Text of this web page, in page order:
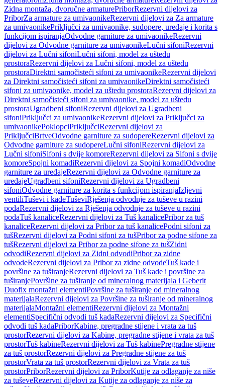
Zidna montaža, dvoručne armaturePriborRezervni dijelovi za
PriborZa armature za umivaonikeRezervni dijelovi za Za armature
za umivaonikePriključci za umivaonike, sudopere, uređaje i korita s
funkcijom ispiranjaOdvodne garniture za umivaonikeRezervni
dijelovi za Odvodne garniture za umivaonikeLučni sifoniRezervni
dijelovi za Lučni sifoniLučni sifoni, model za uštedu
prostoraRezervni dijelovi za Lučni sifoni, model za uštedu
prostoraDirektni samočisteći sifoni za umivaonikeRezervni dijelovi
za Direktni samočisteći sifoni za umivaonikeDirektni samočisteći
sifoni za umivaonike, model za uštedu prostoraRezervni dijelovi za
Direktni samočisteći sifoni za umivaonike, model za uštedu
prostoraUgradbeni sifoniRezervni dijelovi za Ugradbeni
sifoniPriključci za umivaonikeRezervni dijelovi za Priključci za
umivaonikePoklopciPriključciRezervni dijelovi za
PriključciBrtveOdvodne garniture za sudopereRezervni dijelovi za
Odvodne garniture za sudopereLučni sifoniRezervni dijelovi za
Lučni sifoniSifoni s dvije komoreRezervni dijelovi za Sifoni s dvije
komoreSpojni komadiRezervni dijelovi za Spojni komadiOdvodne
garniture za uređajeRezervni dijelovi za Odvodne garniture za
uređajeUgradbeni sifoniRezervni dijelovi za Ugradbeni
sifoniOdvodne garniture za korita s funkcijom ispiranjaIzljevni
ventiliTuševi i kadeTuševiRješenja odvodnje za tuševe u razini
podaRezervni dijelovi za Rješenja odvodnje za tuševe u razini
podaTuš kanaliceRezervni dijelovi za Tuš kanalicePribor za tuš
kanaliceRezervni dijelovi za Pribor za tuš kanalicePodni sifoni za
tušRezervni dijelovi za Podni sifoni za tušPribor za podne sifone za
tušRezervni dijelovi za Pribor za podne sifone za tušZidni
odvodiRezervni dijelovi za Zidni odvodiPribor za zidne
odvodeRezervni dijelovi za Pribor za zidne odvodeTuš kade i
površine za tuširanjeRezervni dijelovi za Tuš kade i površine za
tuširanjePovršine za tuširanje od mineralnog materijala i Geberit
Duofix montažni elementiPovršine za tuširanje od mineralnog
materijalaRezervni dijelovi za Površine za tuširanje od mineralnog
materijalaMontažni elementiRezervni dijelovi za Montažni
elementiSpecifični odvodi tuš kadaRezervni dijelovi za Specifični
odvodi tuš kadaPriborKabine, pregradne stijene i vrata za tuš
prostorRezervni dijelovi za Kabine, pregradne stijene i vrata za tuš
prostorTuš kabineRezervni dijelovi za Tuš kabinePregradne stijene
za tuš prostorRezervni dijelovi za Pregradne stijene za tuš
prostorVrata za tuš prostorRezervni dijelovi za Vrata za tuš
prostorPriborRezervni dijelovi za PriborKutije za odlaganje za niše
za tuševeRezervni dijelovi za Kutije za odlaganje za niše za